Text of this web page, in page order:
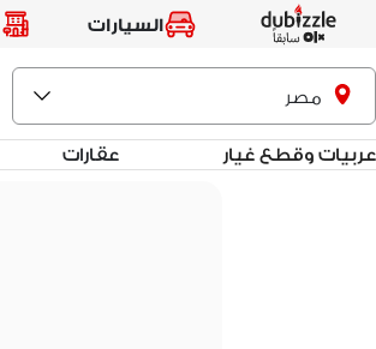
السيارات
مصر
عربيات وقطع غيار عقارات